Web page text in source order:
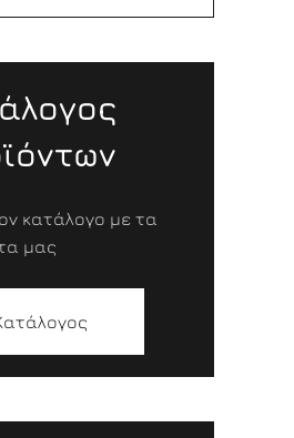
κατάλογο με τα
μας